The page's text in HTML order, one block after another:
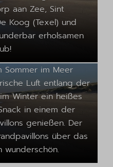
aan Zee, Sint
Koog (Texel) und
erholsamen
von Nordholland
zu jeder Jahreszeit
So können Sie
Sommer im Meer
Luft entlang der
Winter ein heißes
in einem der
genießen. Der
über das
wunderschön.